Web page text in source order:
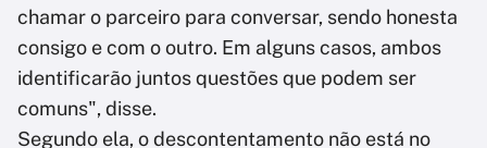
chamar o parceiro para conversar, sendo honesta
consigo e com o outro. Em alguns casos, ambos
identificarão juntos questões que podem ser
comuns", disse.
Segundo ela, o descontentamento não está no